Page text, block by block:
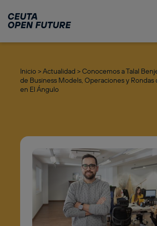
contenido
principal
Inicio >Actualidad >Conocemos a Talal
de Business Models, Operaciones y Rondas
en El Ángulo